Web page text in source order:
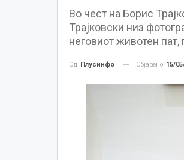
Во чест на Борис
Трајковски низ
неговиот животен пат,
Од Плусинфо Објавено 15/